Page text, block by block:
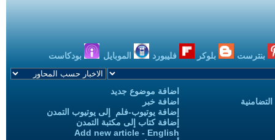
بنترست بلوكر فليبورد الموبايل بودكاست
اضافة موضوع جديد
اضافة خبر
إضافة يوتيوب-فلم إلى يوتيوب التمدن
إضافة كتاب إلى مكتبة التمدن
Add new article - English